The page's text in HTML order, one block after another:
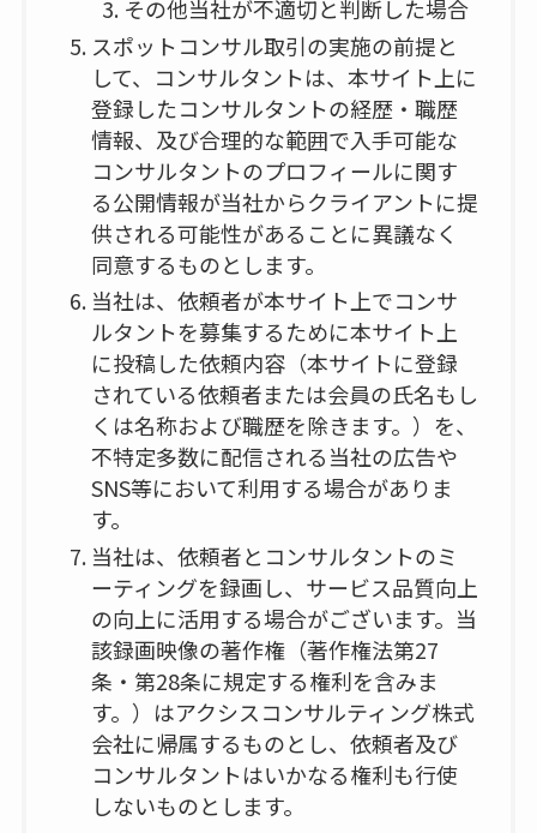
その他当社が不適切と判断した場合
スポットコンサル取引の実施の前提と
して、コンサルタントは、本サイト上に
登録したコンサルタントの経歴・職歴
情報、及び合理的な範囲で入手可能な
コンサルタントのプロフィールに関す
る公開情報が当社からクライアントに提
供される可能性があることに異議なく
同意するものとします。
当社は、依頼者が本サイト上でコンサ
ルタントを募集するために本サイト上
に投稿した依頼内容（本サイトに登録
されている依頼者または会員の氏名もし
くは名称および職歴を除きます。）を、
不特定多数に配信される当社の広告や
SNS等において利用する場合がありま
す。
当社は、依頼者とコンサルタントのミ
ーティングを録画し、サービス品質向上
の向上に活用する場合がございます。当
該録画映像の著作権（著作権法第27
条・第28条に規定する権利を含みま
す。）はアクシスコンサルティング株式
会社に帰属するものとし、依頼者及び
コンサルタントはいかなる権利も行使
しないものとします。